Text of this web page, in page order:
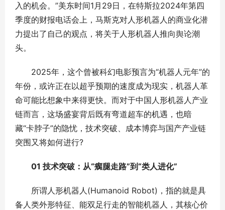
入的机会。”美东时间1月29日，在特斯拉2024年第四
季度的财报电话会上，马斯克对人形机器人的商业化潜
力提出了自己的观点，将关于人形机器人推向舆论潮
头。
2025年，这个曾被科幻电影预言为“机器人元年”的
年份，或许正在以超乎预期的速度成为现实，机器人革
命可能比想象中来得更快。而对于中国人形机器人产业
链而言，这场盛宴背后既有弯道超车的机遇，也暗
藏“卡脖子”的隐忧，技术突破、成本博弈与国产产业链
突围又将如何进行?
01 技术突破：从“瘸腿走路”到“类人进化”
所谓人形机器人(Humanoid Robot)，指的就是具
备人类外形特征、能双足行走的智能机器人，其核心价